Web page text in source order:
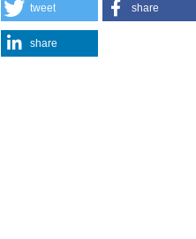
tweet share
share